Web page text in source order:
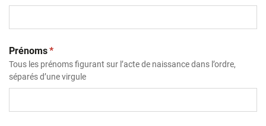
Prénoms(obligatoire)
*
Tous les prénoms figurant sur l’acte de naissance dans l’ordre,
séparés d’une virgule